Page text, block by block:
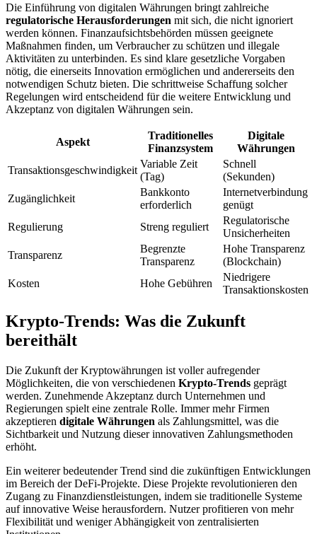
Die Einführung von digitalen Währungen bringt zahlreiche
regulatorische Herausforderungen mit sich, die nicht ignoriert
werden können. Finanzaufsichtsbehörden müssen geeignete
Maßnahmen finden, um Verbraucher zu schützen und illegale
Aktivitäten zu unterbinden. Es sind klare gesetzliche Vorgaben
nötig, die einerseits Innovation ermöglichen und andererseits den
notwendigen Schutz bieten. Die schrittweise Schaffung solcher
Regelungen wird entscheidend für die weitere Entwicklung und
Akzeptanz von digitalen Währungen sein.
Aspekt
Traditionelles
Finanzsystem
Digitale
Währungen
Transaktionsgeschwindigkeit
Variable Zeit
(Tag)
Schnell
(Sekunden)
Zugänglichkeit
Bankkonto
erforderlich
Internetverbindung
genügt
Regulierung
Streng reguliert
Regulatorische
Unsicherheiten
Transparenz
Begrenzte
Transparenz
Hohe Transparenz
(Blockchain)
Kosten
Hohe Gebühren
Niedrigere
Transaktionskosten
Krypto-Trends: Was die Zukunft
bereithält
Die Zukunft der Kryptowährungen ist voller aufregender
Möglichkeiten, die von verschiedenen Krypto-Trends geprägt
werden. Zunehmende Akzeptanz durch Unternehmen und
Regierungen spielt eine zentrale Rolle. Immer mehr Firmen
akzeptieren digitale Währungen als Zahlungsmittel, was die
Sichtbarkeit und Nutzung dieser innovativen Zahlungsmethoden
erhöht.
Ein weiterer bedeutender Trend sind die zukünftigen Entwicklungen
im Bereich der DeFi-Projekte. Diese Projekte revolutionieren den
Zugang zu Finanzdienstleistungen, indem sie traditionelle Systeme
auf innovative Weise herausfordern. Nutzer profitieren von mehr
Flexibilität und weniger Abhängigkeit von zentralisierten